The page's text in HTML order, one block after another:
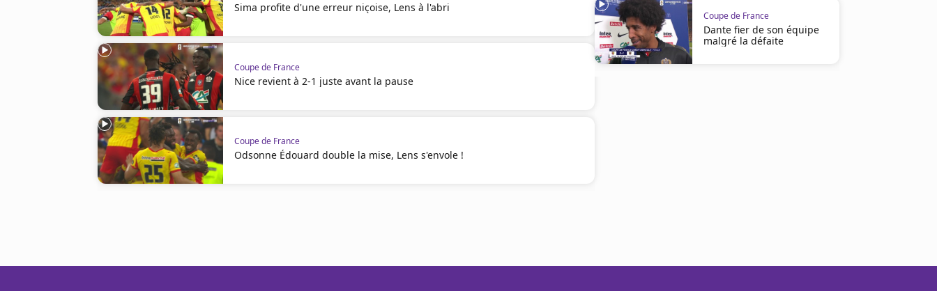
Sima profite d'une erreur niçoise, Lens à l'abri
Coupe de France
Nice revient à 2-1 juste avant la pause
Coupe de France
Odsonne Édouard double la mise, Lens s'envole !
Coupe de France
Dante fier de son équipe
malgré la défaite